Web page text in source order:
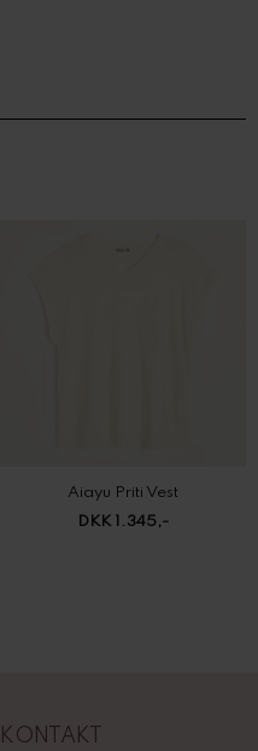
Aiayu Priti Vest
DKK 1.345,-
KONTAKT